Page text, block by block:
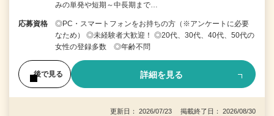
みの単発や短期～中長期まで…
応募資格
◎PC・スマートフォンをお持ちの方（※アンケートに必要
なため） ◎未経験者大歓迎！ ◎20代、30代、40代、50代の
女性の登録多数 ◎年齢不問
後で見る 詳細を見る
更新日： 2026/07/23 掲載終了日： 2026/08/30